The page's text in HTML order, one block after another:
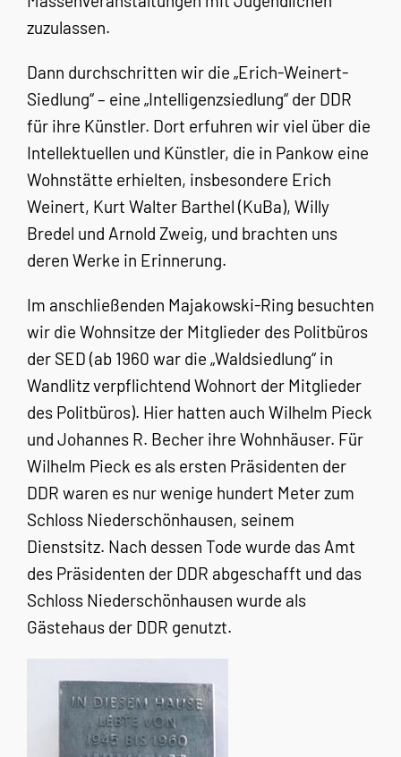
zuzulassen.
Dann durchschritten wir die „Erich-Weinert-
Siedlung“ – eine „Intelligenzsiedlung“ der DDR
für ihre Künstler. Dort erfuhren wir viel über die
Intellektuellen und Künstler, die in Pankow eine
Wohnstätte erhielten, insbesondere Erich
Weinert, Kurt Walter Barthel (KuBa), Willy
Bredel und Arnold Zweig, und brachten uns
deren Werke in Erinnerung.
Im anschließenden Majakowski-Ring besuchten
wir die Wohnsitze der Mitglieder des Politbüros
der SED (ab 1960 war die „Waldsiedlung“ in
Wandlitz verpflichtend Wohnort der Mitglieder
des Politbüros). Hier hatten auch Wilhelm Pieck
und Johannes R. Becher ihre Wohnhäuser. Für
Wilhelm Pieck es als ersten Präsidenten der
DDR waren es nur wenige hundert Meter zum
Schloss Niederschönhausen, seinem
Dienstsitz. Nach dessen Tode wurde das Amt
des Präsidenten der DDR abgeschafft und das
Schloss Niederschönhausen wurde als
Gästehaus der DDR genutzt.